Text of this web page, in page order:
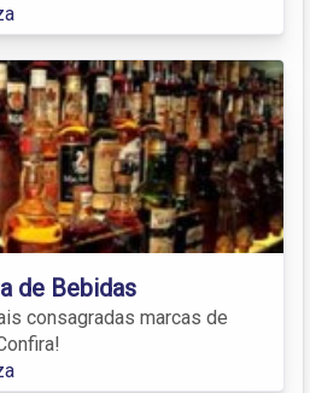
de Bebidas
consagradas marcas de